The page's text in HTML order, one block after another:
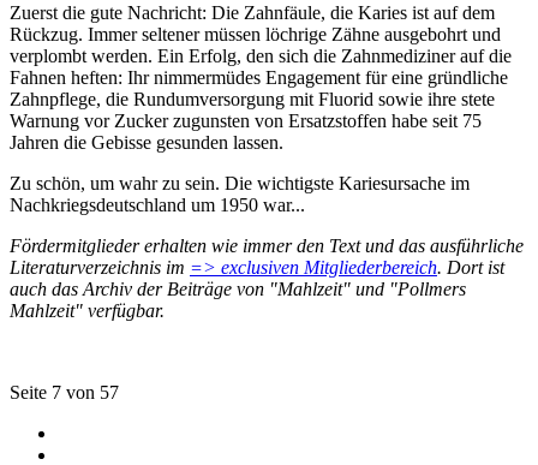
Zuerst die gute Nachricht: Die Zahnfäule, die Karies ist auf dem
Rückzug. Immer seltener müssen löchrige Zähne ausgebohrt und
verplombt werden. Ein Erfolg, den sich die Zahnmediziner auf die
Fahnen heften: Ihr nimmermüdes Engagement für eine gründliche
Zahnpflege, die Rundumversorgung mit Fluorid sowie ihre stete
Warnung vor Zucker zugunsten von Ersatzstoffen habe seit 75
Jahren die Gebisse gesunden lassen.
Zu schön, um wahr zu sein. Die wichtigste Kariesursache im
Nachkriegsdeutschland um 1950 war...
Fördermitglieder erhalten wie immer den Text und das ausführliche
Literaturverzeichnis im => exclusiven Mitgliederbereich. Dort ist
auch das Archiv der Beiträge von "Mahlzeit" und "Pollmers
Mahlzeit" verfügbar.
Seite 7 von 57